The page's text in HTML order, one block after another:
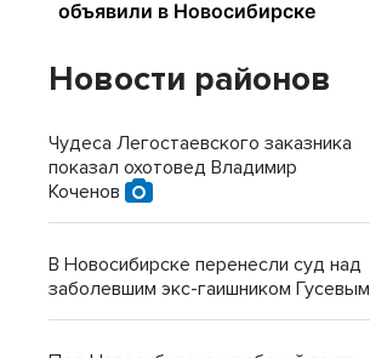
Новости районов
Чудеса Легостаевского заказника
показал охотовед Владимир
Коченов
В Новосибирске перенесли суд над
заболевшим экс-гаишником Гусевым